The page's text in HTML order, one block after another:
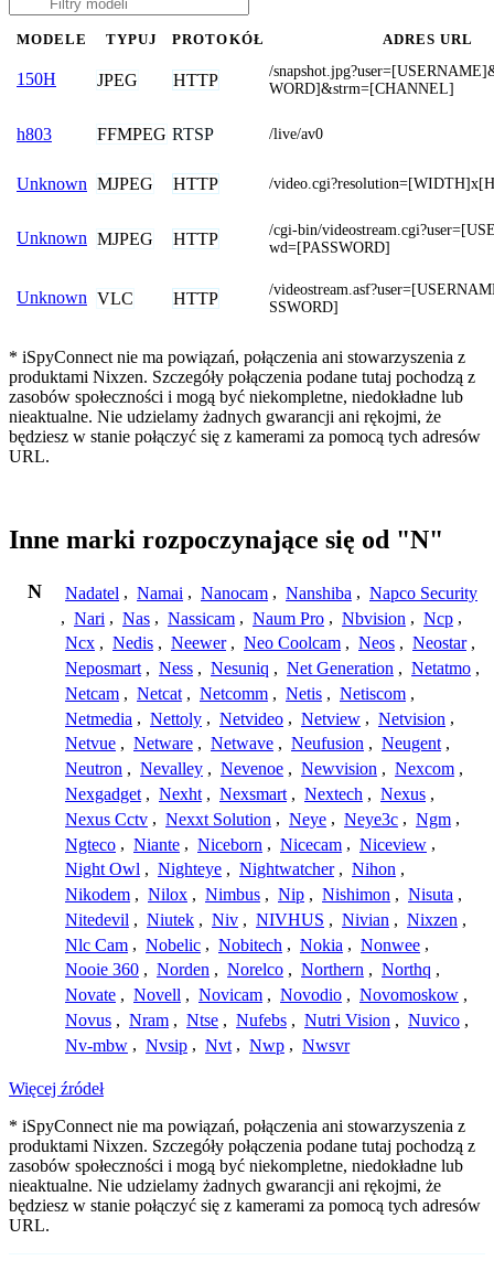
MODELE TYPUJ PROTOKÓŁ ADRES URL
150H JPEG HTTP
/
WORD]&strm=[CHANNEL]
h803 FFMPEG RTSP /live/av0
Unknown MJPEG HTTP /
Unknown MJPEG HTTP
/cgi-bin/
wd=[PASSWORD]
Unknown VLC HTTP
/
SSWORD]
* iSpyConnect nie ma powiązań, połączenia ani stowarzyszenia z
produktami Nixzen. Szczegóły połączenia podane tutaj pochodzą z
zasobów społeczności i mogą być niekompletne, niedokładne lub
nieaktualne. Nie udzielamy żadnych gwarancji ani rękojmi, że
będziesz w stanie połączyć się z kamerami za pomocą tych adresów
URL.
Inne marki rozpoczynające się od "N"
N Nadatel , Namai , Nanocam , Nanshiba , Napco Security
, Nari , Nas , Nassicam , Naum Pro , Nbvision , Ncp ,
Ncx , Nedis , Neewer , Neo Coolcam , Neos , Neostar ,
Neposmart , Ness , Nesuniq , Net Generation , Netatmo ,
Netcam , Netcat , Netcomm , Netis , Netiscom ,
Netmedia , Nettoly , Netvideo , Netview , Netvision ,
Netvue , Netware , Netwave , Neufusion , Neugent ,
Neutron , Nevalley , Nevenoe , Newvision , Nexcom ,
Nexgadget , Nexht , Nexsmart , Nextech , Nexus ,
Nexus Cctv , Nexxt Solution , Neye , Neye3c , Ngm ,
Ngteco , Niante , Niceborn , Nicecam , Niceview ,
Night Owl , Nighteye , Nightwatcher , Nihon ,
Nikodem , Nilox , Nimbus , Nip , Nishimon , Nisuta ,
Nitedevil , Niutek , Niv , NIVHUS , Nivian , Nixzen ,
Nlc Cam , Nobelic , Nobitech , Nokia , Nonwee ,
Nooie 360 , Norden , Norelco , Northern , Northq ,
Novate , Novell , Novicam , Novodio , Novomoskow ,
Novus , Nram , Ntse , Nufebs , Nutri Vision , Nuvico ,
Nv-mbw , Nvsip , Nvt , Nwp , Nwsvr
Więcej źródeł
* iSpyConnect nie ma powiązań, połączenia ani stowarzyszenia z
produktami Nixzen. Szczegóły połączenia podane tutaj pochodzą z
zasobów społeczności i mogą być niekompletne, niedokładne lub
nieaktualne. Nie udzielamy żadnych gwarancji ani rękojmi, że
będziesz w stanie połączyć się z kamerami za pomocą tych adresów
URL.